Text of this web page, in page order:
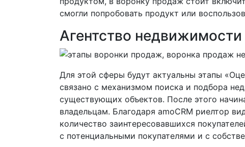
смогли попробовать продукт или
Агентство недвижимости
Для этой сферы будут актуальны этапы
связано с механизмом поиска и подбора
существующих объектов. После этого
владельцам. Благодаря amoCRM риелтор
количество заинтересовавшихся
с потенциальными покупателями и с